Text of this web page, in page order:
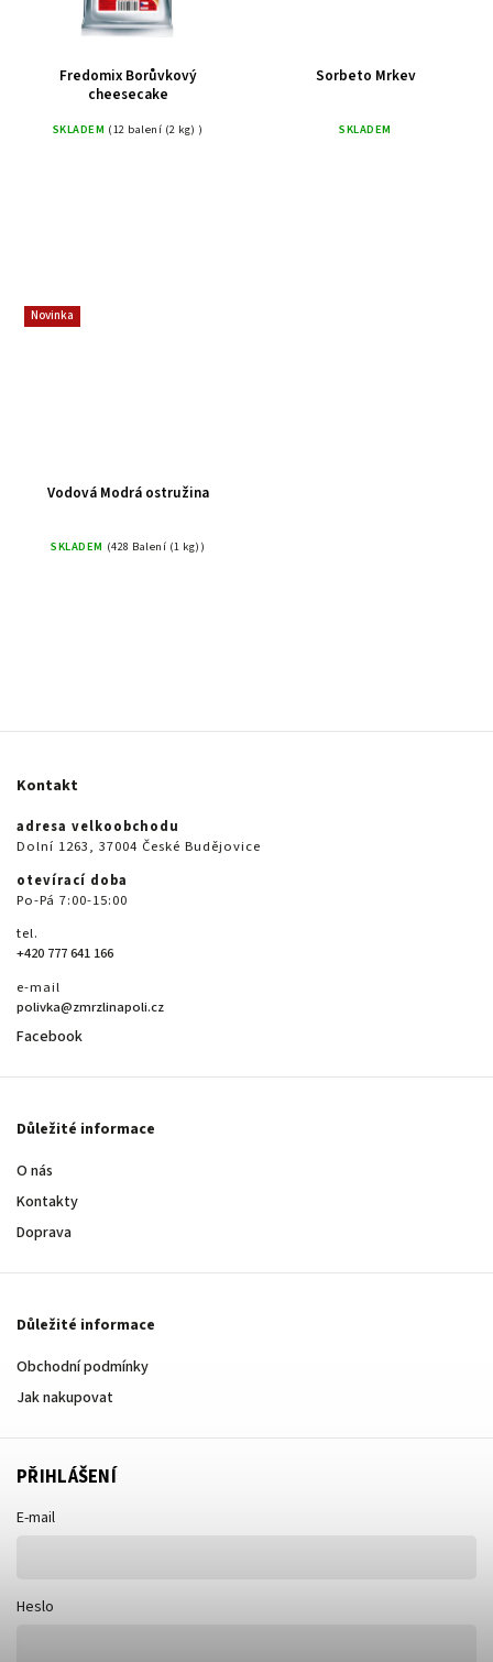
Fredomix Borůvkový
cheesecake
SKLADEM (12 balení (2 kg) )
Sorbeto Mrkev
SKLADEM
Novinka
Vodová Modrá ostružina
SKLADEM (428 Balení (1 kg))
Kontakt
adresa velkoobchodu
Dolní 1263, 37004 České Budějovice
otevírací doba
Po-Pá 7:00-15:00
tel.
+420 777 641 166
e-mail
polivka@zmrzlinapoli.cz
Facebook
Důležité informace
O nás
Kontakty
Doprava
Důležité informace
Obchodní podmínky
Jak nakupovat
PŘIHLÁŠENÍ
E-mail
Heslo